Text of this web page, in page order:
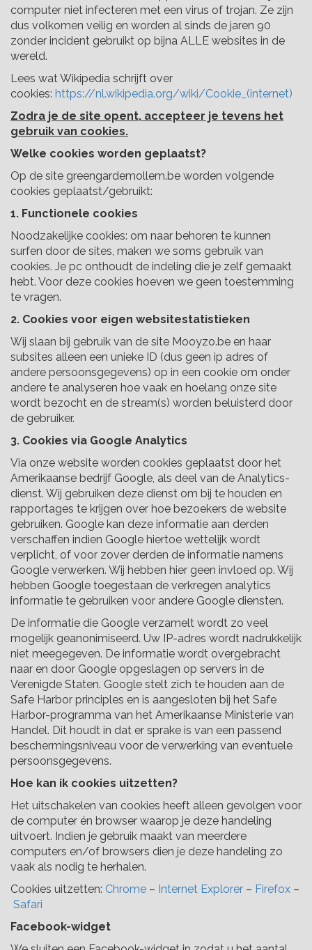
computer niet infecteren met een virus of trojan. Ze zijn
dus volkomen veilig en worden al sinds de jaren 90
zonder incident gebruikt op bijna ALLE websites in de
wereld.
Lees wat Wikipedia schrijft over
cookies: https://nl.wikipedia.org/wiki/Cookie_(internet)
Zodra je de site opent, accepteer je tevens het
gebruik van cookies.
Welke cookies worden geplaatst?
Op de site greengardemollem.be worden volgende
cookies geplaatst/gebruikt:
1. Functionele cookies
Noodzakelijke cookies: om naar behoren te kunnen
surfen door de sites, maken we soms gebruik van
cookies. Je pc onthoudt de indeling die je zelf gemaakt
hebt. Voor deze cookies hoeven we geen toestemming
te vragen.
2. Cookies voor eigen websitestatistieken
Wij slaan bij gebruik van de site Mooyzo.be en haar
subsites alleen een unieke ID (dus geen ip adres of
andere persoonsgegevens) op in een cookie om onder
andere te analyseren hoe vaak en hoelang onze site
wordt bezocht en de stream(s) worden beluisterd door
de gebruiker.
3. Cookies via Google Analytics
Via onze website worden cookies geplaatst door het
Amerikaanse bedrijf Google, als deel van de Analytics-
dienst. Wij gebruiken deze dienst om bij te houden en
rapportages te krijgen over hoe bezoekers de website
gebruiken. Google kan deze informatie aan derden
verschaffen indien Google hiertoe wettelijk wordt
verplicht, of voor zover derden de informatie namens
Google verwerken. Wij hebben hier geen invloed op. Wij
hebben Google toegestaan de verkregen analytics
informatie te gebruiken voor andere Google diensten.
De informatie die Google verzamelt wordt zo veel
mogelijk geanonimiseerd. Uw IP-adres wordt nadrukkelijk
niet meegegeven. De informatie wordt overgebracht
naar en door Google opgeslagen op servers in de
Verenigde Staten. Google stelt zich te houden aan de
Safe Harbor principles en is aangesloten bij het Safe
Harbor-programma van het Amerikaanse Ministerie van
Handel. Dit houdt in dat er sprake is van een passend
beschermingsniveau voor de verwerking van eventuele
persoonsgegevens.
Hoe kan ik cookies uitzetten?
Het uitschakelen van cookies heeft alleen gevolgen voor
de computer én browser waarop je deze handeling
uitvoert. Indien je gebruik maakt van meerdere
computers en/of browsers dien je deze handeling zo
vaak als nodig te herhalen.
Cookies uitzetten: Chrome – Internet Explorer – Firefox –
Safari
Facebook-widget